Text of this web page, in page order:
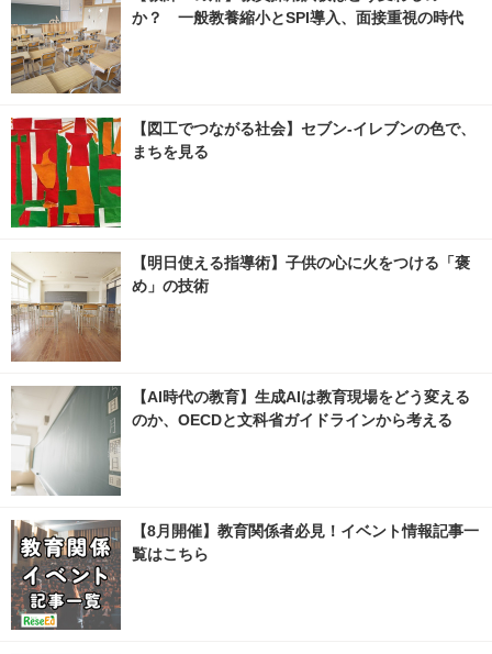
か？ 一般教養縮小とSPI導入、面接重視の時代
【図工でつながる社会】セブン‐イレブンの色で、
まちを見る
【明日使える指導術】子供の心に火をつける「褒
め」の技術
【AI時代の教育】生成AIは教育現場をどう変える
のか、OECDと文科省ガイドラインから考える
【8月開催】教育関係者必見！イベント情報記事一
覧はこちら